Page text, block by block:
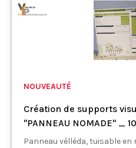
NOUVEAUTÉ
Création de supports
"PANNEAU NOMADE" _
Panneau vélléda, tuisable